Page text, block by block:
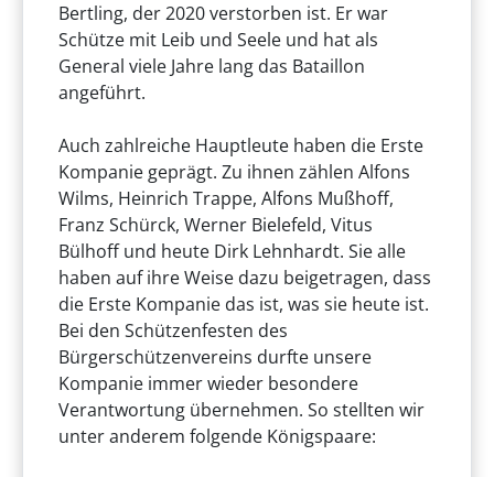
Bertling, der 2020 verstorben ist. Er war
Schütze mit Leib und Seele und hat als
General viele Jahre lang das Bataillon
angeführt.
Auch zahlreiche Hauptleute haben die Erste
Kompanie geprägt. Zu ihnen zählen Alfons
Wilms, Heinrich Trappe, Alfons Mußhoff,
Franz Schürck, Werner Bielefeld, Vitus
Bülhoff und heute Dirk Lehnhardt. Sie alle
haben auf ihre Weise dazu beigetragen, dass
die Erste Kompanie das ist, was sie heute ist.
Bei den Schützenfesten des
Bürgerschützenvereins durfte unsere
Kompanie immer wieder besondere
Verantwortung übernehmen. So stellten wir
unter anderem folgende Königspaare: